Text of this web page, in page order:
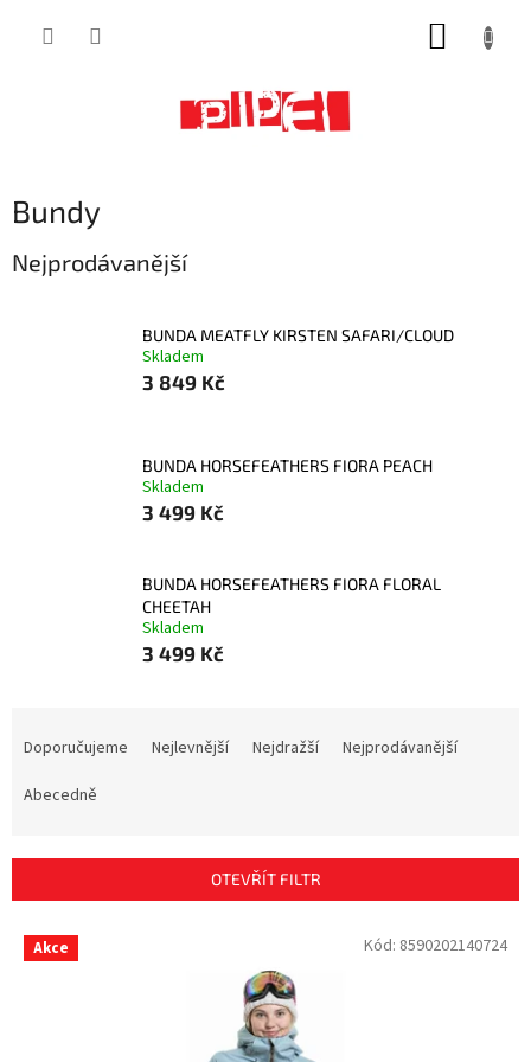
Bundy
Nejprodávanější
BUNDA MEATFLY KIRSTEN SAFARI/CLOUD
Skladem
3 849 Kč
BUNDA HORSEFEATHERS FIORA PEACH
Skladem
3 499 Kč
BUNDA HORSEFEATHERS FIORA FLORAL
CHEETAH
Skladem
3 499 Kč
r
Doporučujeme Nejlevnější Nejdražší
Nejprodávanější
Abecedně
OTEVŘÍT FILTR
V Akce Kód: 8590202140724